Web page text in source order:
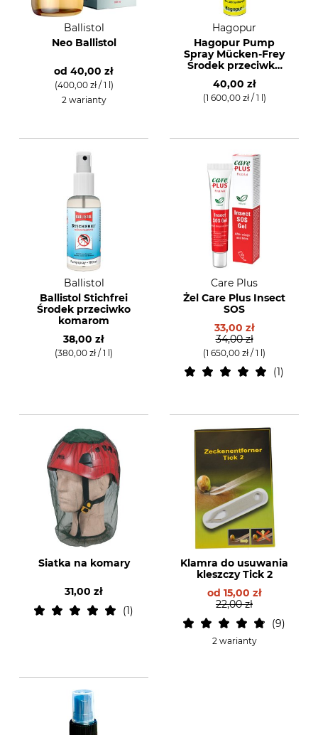
Ballistol
Neo Ballistol
od 40,00 zł
(400,00 zł / 1 l)
2 warianty
Hagopur
Hagopur Pump
Spray Mücken-Frey
Środek przeciwko
komarom
40,00 zł
(1 600,00 zł / 1 l)
Ballistol
Ballistol Stichfrei
Środek przeciwko
komarom
38,00 zł
(380,00 zł / 1 l)
Care Plus
Żel Care Plus Insect
SOS
33,00 zł
34,00 zł
(1 650,00 zł / 1 l)
1
Siatka na komary
31,00 zł
1
Klamra do usuwania
kleszczy Tick 2
od 15,00 zł
22,00 zł
9
2 warianty